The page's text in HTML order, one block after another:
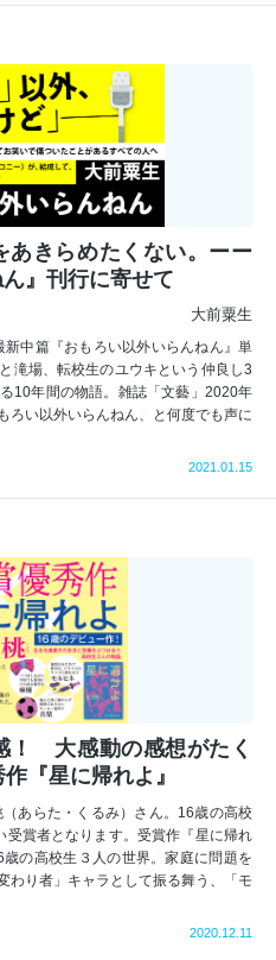
あきらめたくない。ーー
ん』刊行に寄せて
大前粟生
中篇『おもろい以外いらんねん』単
滝場、転校生のユウキという仲良し3
10年間の物語。雑誌「文藝」2020年
ろい以外いらんねん、と何度でも声に
2021.01.15
！ 大感動の感想がたく
『星に帰れよ』
あらた・くるみ）さん。16歳の高校
受賞者となります。受賞作『星に帰れ
の高校生３人の世界。家庭に問題を
わり者」キャラとして振る舞う、「モ
2020.12.11